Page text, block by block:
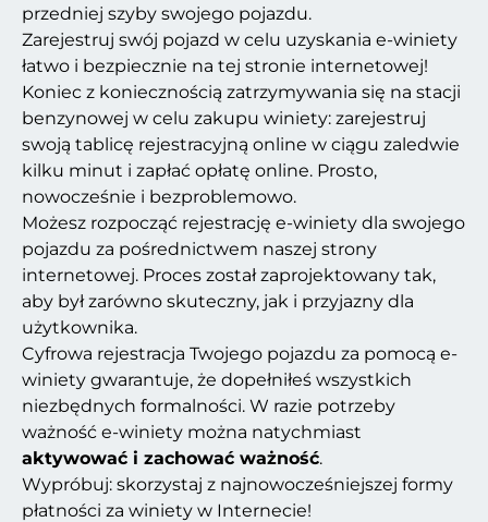
przedniej szyby swojego pojazdu.
Zarejestruj swój pojazd w celu uzyskania e-winiety
łatwo i bezpiecznie na tej stronie internetowej!
Koniec z koniecznością zatrzymywania się na stacji
benzynowej w celu zakupu winiety: zarejestruj
swoją tablicę rejestracyjną online w ciągu zaledwie
kilku minut i zapłać opłatę online. Prosto,
nowocześnie i bezproblemowo.
Możesz rozpocząć rejestrację e-winiety dla swojego
pojazdu za pośrednictwem naszej strony
internetowej. Proces został zaprojektowany tak,
aby był zarówno skuteczny, jak i przyjazny dla
użytkownika.
Cyfrowa rejestracja Twojego pojazdu za pomocą e-
winiety gwarantuje, że dopełniłeś wszystkich
niezbędnych formalności. W razie potrzeby
ważność e-winiety można natychmiast
aktywować i zachować ważność.
Wypróbuj: skorzystaj z najnowocześniejszej formy
płatności za winiety w Internecie!